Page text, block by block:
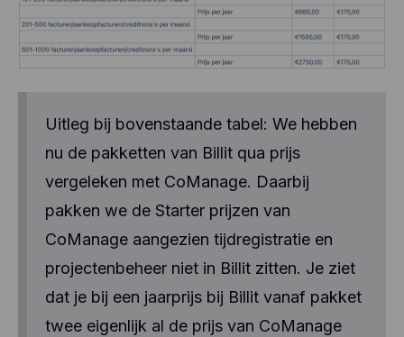
Uitleg bij bovenstaande tabel: We hebben
nu de pakketten van Billit qua prijs
vergeleken met CoManage. Daarbij
pakken we de Starter prijzen van
CoManage aangezien tijdregistratie en
projectenbeheer niet in Billit zitten. Je ziet
dat je bij een jaarprijs bij Billit vanaf pakket
twee eigenlijk al de prijs van CoManage